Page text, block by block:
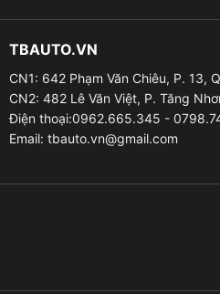
• Giúp ánh sáng đèn mạnh
cho xe Vinfast VF3 giúp ánh
so với ánh sáng zin . Từ đó,
sát đáng kể nhất, đặc biệt rất
trong đường tối, đường xấu.
• Làm tăng tính thẩm mỹ,
➤ Hiện nay, có 4 loại công
TBAUTO.VN
CN1: 642 Phạm Văn Chiêu, P. 13,
CN2: 482 Lê Văn Việt, P. Tăng
Điện thoại:0962.665.345 -
Email: tbauto.vn@gmail.com